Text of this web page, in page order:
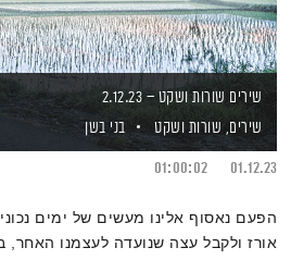
שירים שורות ושקט – 2.12.23
שירים, שורות ושקט
בני בשן
01.12.23
01:00:02
הפעם נאסוף אלינו מעשים של ימים
אורז ולקבל עצה שנועדה לעצמנו האחר,